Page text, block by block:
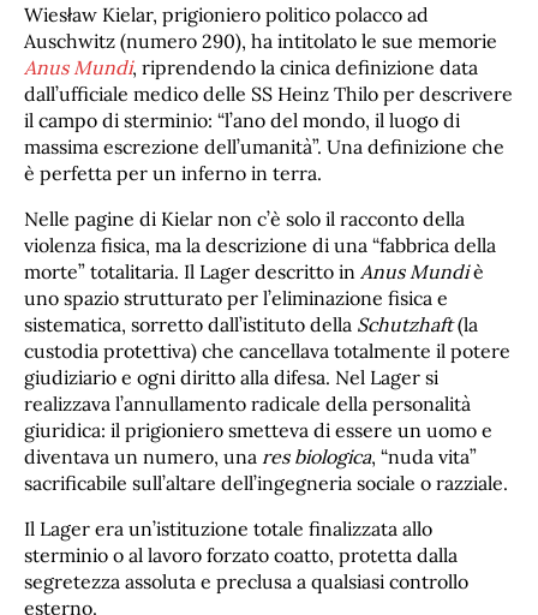
Wiesław Kielar, prigioniero politico polacco ad
Auschwitz (numero 290), ha intitolato le sue memorie
Anus Mundi, riprendendo la cinica definizione data
dall’ufficiale medico delle SS Heinz Thilo per descrivere
il campo di sterminio: “l’ano del mondo, il luogo di
massima escrezione dell’umanità”. Una definizione che
è perfetta per un inferno in terra.
Nelle pagine di Kielar non c’è solo il racconto della
violenza fisica, ma la descrizione di una “fabbrica della
morte” totalitaria. Il Lager descritto in Anus Mundiè
uno spazio strutturato per l’eliminazione fisica e
sistematica, sorretto dall’istituto della Schutzhaft(la
custodia protettiva) che cancellava totalmente il potere
giudiziario e ogni diritto alla difesa. Nel Lager si
realizzava l’annullamento radicale della personalità
giuridica: il prigioniero smetteva di essere un uomo e
diventava un numero, una res biologica, “nuda vita”
sacrificabile sull’altare dell’ingegneria sociale o razziale.
Il Lager era un’istituzione totale finalizzata allo
sterminio o al lavoro forzato coatto, protetta dalla
segretezza assoluta e preclusa a qualsiasi controllo
esterno.